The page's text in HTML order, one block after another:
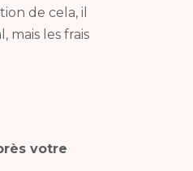
de cela, il
mais les frais
votre